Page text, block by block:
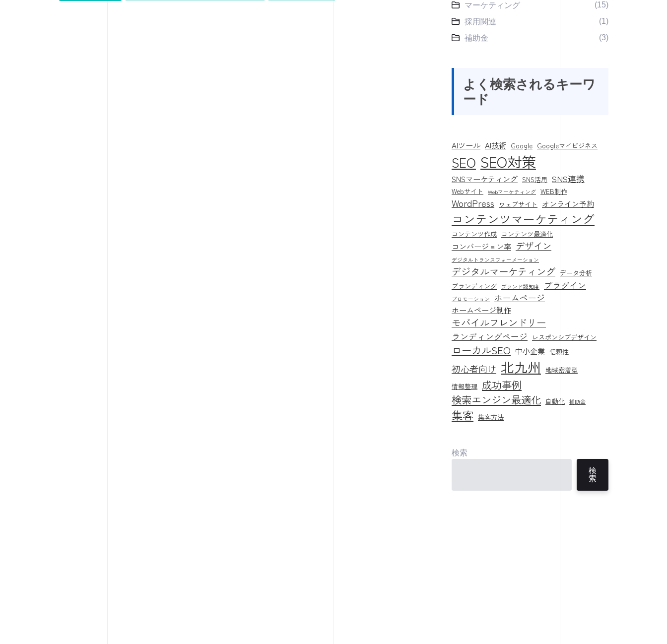
マーケティング
(15)
採用関連
(1)
補助金
(3)
よく検索されるキーワ
ード
AIツール AI技術 Google Googleマイビジネス
SEO SEO対策
SNSマーケティング SNS活用 SNS連携
Webサイト Webマーケティング WEB制作
WordPress ウェブサイト オンライン予約
コンテンツマーケティング
コンテンツ作成 コンテンツ最適化
コンバージョン率 デザイン
デジタルトランスフォーメーション
デジタルマーケティング データ分析
ブランディング
ブランド認知度 プラグイン
プロモーション ホームページ
ホームページ制作
モバイルフレンドリー
ランディングページ レスポンシブデザイン
ローカルSEO 中小企業 信頼性
初心者向け 北九州
地域密着型
情報整理 成功事例
検索エンジン最適化 自動化 補助金
集客 集客方法
検索
検
索